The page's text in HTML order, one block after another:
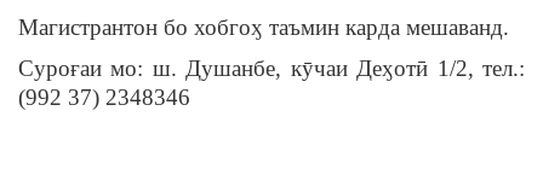
Магистрантон бо хобгоӽ таъмин карда мешаванд.
Суроғаи мо: ш. Душанбе, кӯчаи Деӽотӣ 1/2, тел.:
(992 37) 2348346